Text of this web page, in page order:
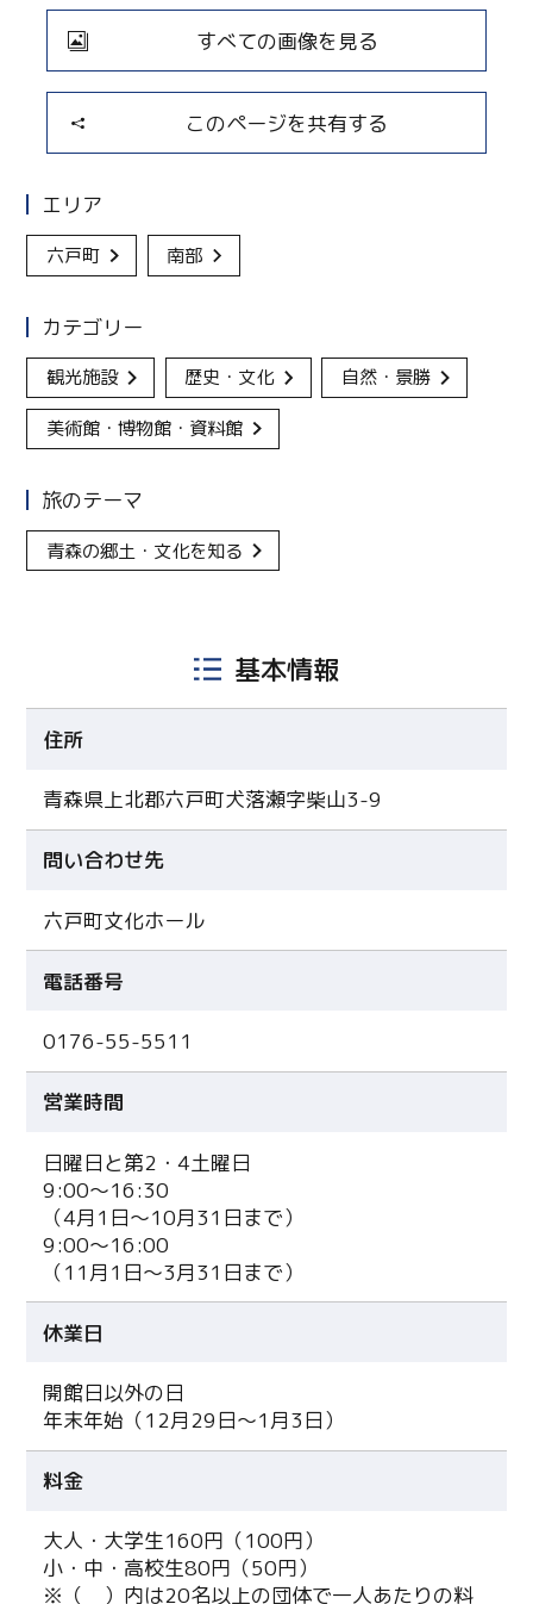
すべての画像を見る
このページを共有する
エリア
六戸町 南部
カテゴリー
観光施設 歴史・文化 自然・景勝
美術館・博物館・資料館
旅のテーマ
青森の郷土・文化を知る
基本情報
住所
青森県上北郡六戸町犬落瀬字柴山3-9
問い合わせ先
六戸町文化ホール
電話番号
0176-55-5511
営業時間
日曜日と第2・4土曜日
9:00～16:30
（4月1日～10月31日まで）
9:00～16:00
（11月1日～3月31日まで）
休業日
開館日以外の日
年末年始（12月29日～1月3日）
料金
大人・大学生160円（100円）
小・中・高校生80円（50円）
※（ ）内は20名以上の団体で一人あたりの料